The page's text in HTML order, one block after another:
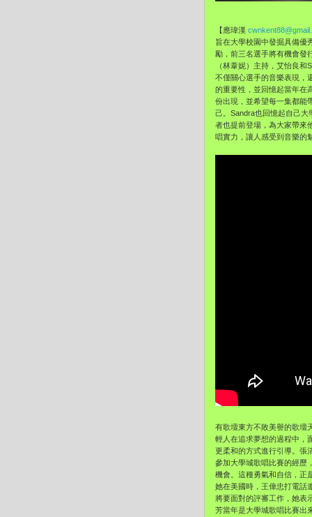
【應瑋漢
旨在大學校園中發掘具備優
勵，前三名選手將有機會發
（林葦妮）主持，艾怡良
不僅關心選手的音樂表現，
的重要性，並回憶起當年在
份出現，並希望每一集都能
己。Sandra也回憶起自己
者也提前登場，為大家帶來
唱實力，讓人感受到音樂的
有歌壇東方不敗美譽的歌壇
輕人在追求夢想的過程中，
更柔和的方式進行引導。張
參加大學城歌唱比賽的經歷
機會。這種勇氣和自信，正
她在美國時，王偉忠打電話
將要面對的評審工作，她表
芳當年是大學城歌唱比賽出